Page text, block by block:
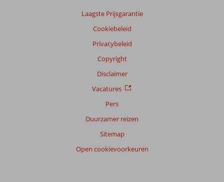
Laagste Prijsgarantie
Cookiebeleid
Privacybeleid
Copyright
Disclaimer
Vacatures
Pers
Duurzamer reizen
Sitemap
Open cookievoorkeuren